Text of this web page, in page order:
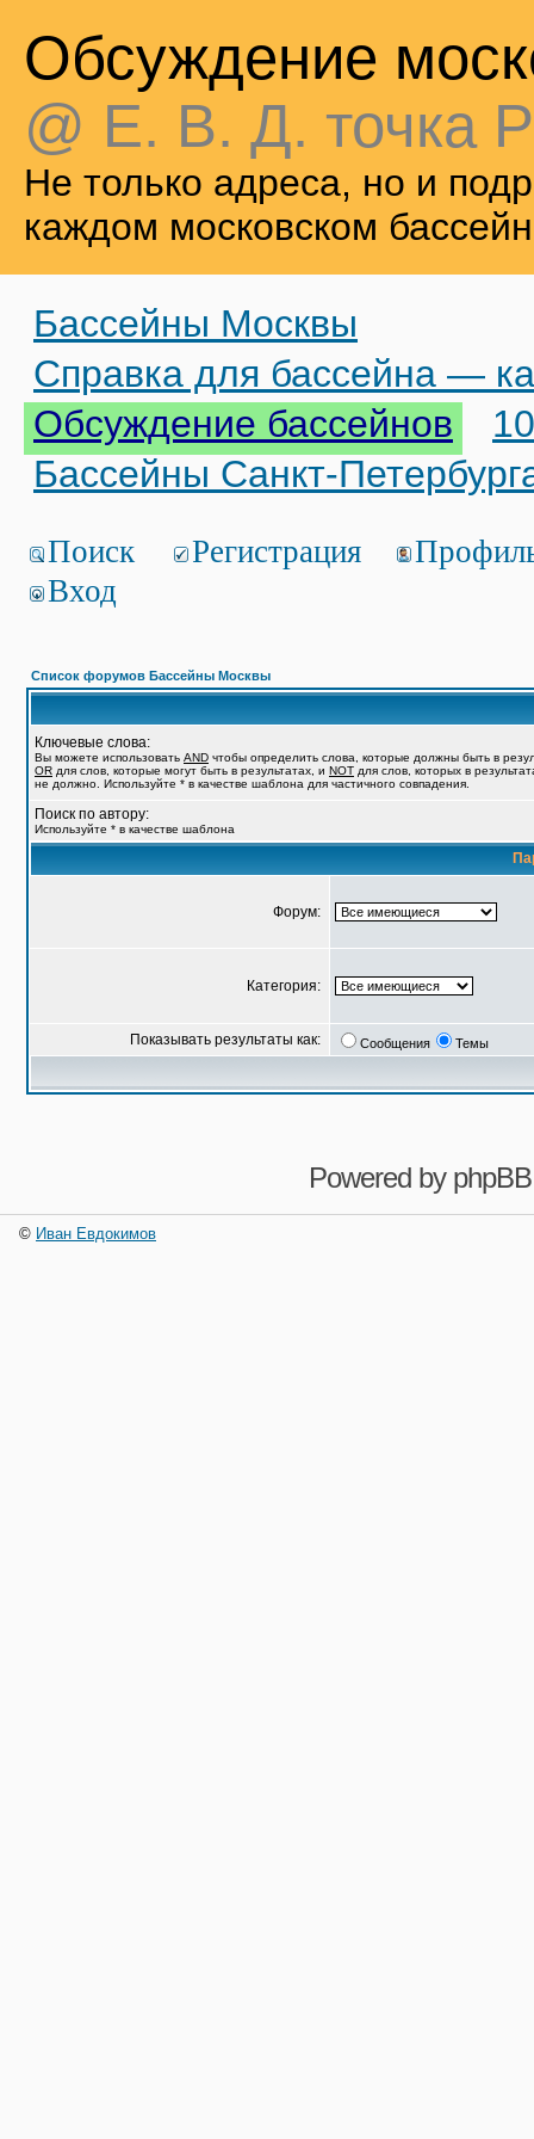
Обсуждение
@ Е. В. Д. точка
Не только адреса, но и
каждом московском
Бассейны Москвы
Справка для бассейна —
Обсуждение бассейнов
Бассейны Санкт-
Поиск Регистрация
Вход
Список форумов Бассейны Москвы
Ключевые слова:
Вы можете использовать AND чтобы определить слова, которые должны быть в
OR для слов, которые могут быть в результатах, и NOT для слов, которых в
не должно. Используйте * в качестве шаблона для частичного совпадения.
Поиск по автору:
Используйте * в качестве шаблона
Форум:
Категория:
Показывать результаты как: Сообщения Темы
Powered by phpBB
© Иван Евдокимов